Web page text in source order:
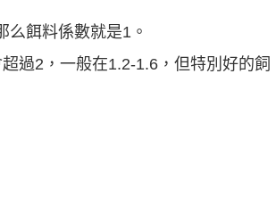
餌料係數就是1。
過2，一般在1.2-1.6，但特別好的飼